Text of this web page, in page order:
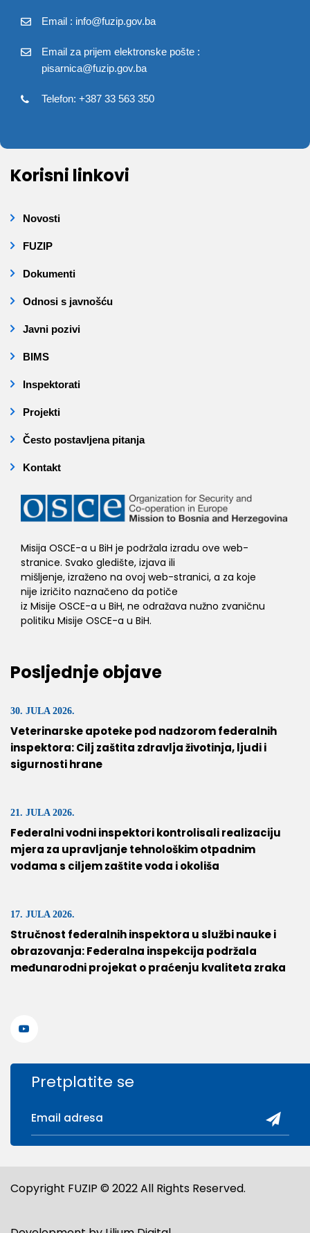
Email : info@fuzip.gov.ba
Email za prijem elektronske pošte :
pisarnica@fuzip.gov.ba
Telefon: +387 33 563 350
Korisni linkovi
Novosti
FUZIP
Dokumenti
Odnosi s javnošću
Javni pozivi
BIMS
Inspektorati
Projekti
Često postavljena pitanja
Kontakt
Misija OSCE-a u BiH je podržala izradu ove web-
stranice. Svako gledište, izjava ili
mišljenje, izraženo na ovoj web-stranici, a za koje
nije izričito naznačeno da potiče
iz Misije OSCE-a u BiH, ne odražava nužno zvaničnu
politiku Misije OSCE-a u BiH.
Posljednje objave
30. JULA 2026.
Veterinarske apoteke pod nadzorom federalnih
inspektora: Cilj zaštita zdravlja životinja, ljudi i
sigurnosti hrane
21. JULA 2026.
Federalni vodni inspektori kontrolisali realizaciju
mjera za upravljanje tehnološkim otpadnim
vodama s ciljem zaštite voda i okoliša
17. JULA 2026.
Stručnost federalnih inspektora u službi nauke i
obrazovanja: Federalna inspekcija podržala
međunarodni projekat o praćenju kvaliteta zraka
Pretplatite se
Copyright FUZIP © 2022 All Rights Reserved.